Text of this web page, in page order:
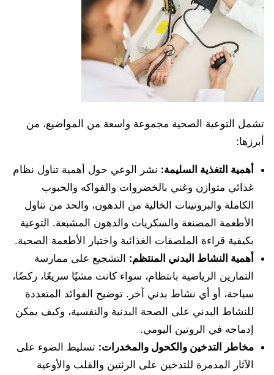
تشمل التوعية الصحية مجموعة واسعة من المواضيع، من
أبرزها:
أهمية التغذية السليمة: نشر الوعي حول أهمية تناول نظام
غذائي متوازن وغني بالخضروات والفواكه والحبوب
الكاملة والبروتينات الخالية من الدهون، والحد من تناول
الأطعمة المصنعة والسكريات والدهون المشبعة. التوعية
بكيفية قراءة الملصقات الغذائية واختيار الأطعمة الصحية.
أهمية النشاط البدني المنتظم: التشجيع على ممارسة
التمارين الرياضية بانتظام، سواء كانت مشيًا سريعًا، ركضًا،
سباحة، أو أي نشاط بدني آخر. توضيح الفوائد المتعددة
للنشاط البدني على الصحة البدنية والنفسية، وكيف يمكن
إدماجه في الروتين اليومي.
مخاطر التدخين والكحول والمخدرات: تسليط الضوء على
الآثار المدمرة للتدخين على الرئتين والقلب والأوعية